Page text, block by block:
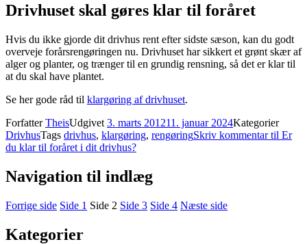
Drivhuset skal gøres klar til foråret
Hvis du ikke gjorde dit drivhus rent efter sidste sæson, kan du godt
overveje forårsrengøringen nu. Drivhuset har sikkert et grønt skær af
alger og planter, og trænger til en grundig rensning, så det er klar til
at du skal have plantet.
Se her gode råd til klargøring af drivhuset.
ForfatterTheisUdgivet 3. marts 201211. januar 2024Kategorier
DrivhusTags drivhus, klargøring, rengøringSkriv kommentartil Er
du klar til foråret i dit drivhus?
Navigation til indlæg
Forrige side Side 1 Side 2 Side 3 Side 4 Næste side
Kategorier